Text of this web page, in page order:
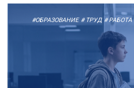
#ОБРАЗОВАНИЕ # ТРУД # РАБОТА